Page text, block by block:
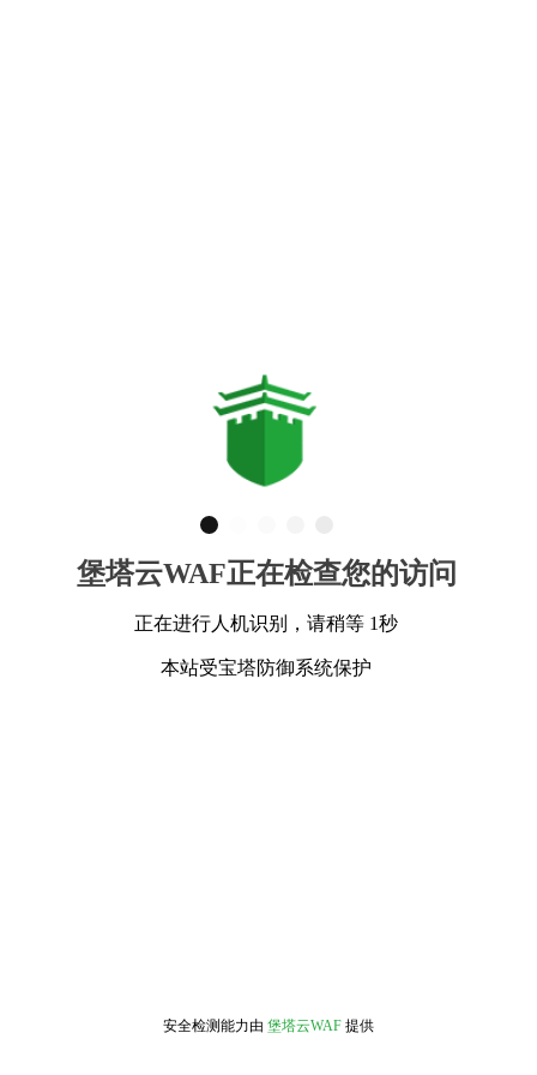
堡塔云WAF正在检查您的访问
正在进行人机识别，请稍等 1秒
本站受宝塔防御系统保护
安全检测能力由 堡塔云WAF 提供